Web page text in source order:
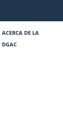
ACERCA DE LA
DGAC